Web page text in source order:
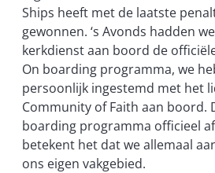
Ships heeft met de laatste
gewonnen. ‘s Avonds hadden
kerkdienst aan boord de
On boarding programma, we
persoonlijk ingestemd met het
Community of Faith aan boord.
boarding programma officieel
betekent het dat we allemaal
ons eigen vakgebied.